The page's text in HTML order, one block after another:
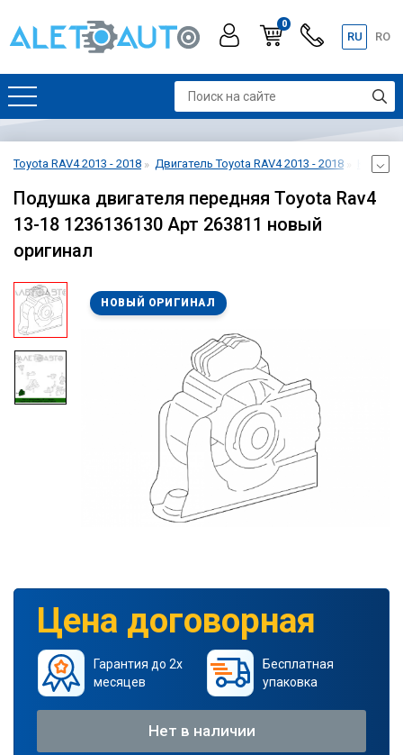
0
RU RO
Toyota RAV4 2013 - 2018 Двигатель Toyota RAV4 2013 - 2018
Подушка двигателя передняя Toyota Rav4
13-18 1236136130 Арт 263811 новый
оригинал
НОВЫЙ ОРИГИНАЛ
Цена договорная
Гарантия до 2х
месяцев
Бесплатная
упаковка
Нет в наличии